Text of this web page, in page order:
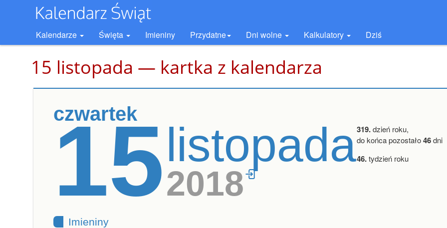
Kalendarze Święta Imieniny Przydatne Dni wolne Kalkulatory Dziś
15 listopada — kartka z kalendarza
czwartek
15listopada
2018
319.dzień roku,
do końca pozostało46dni
46.tydzień roku
Imieniny